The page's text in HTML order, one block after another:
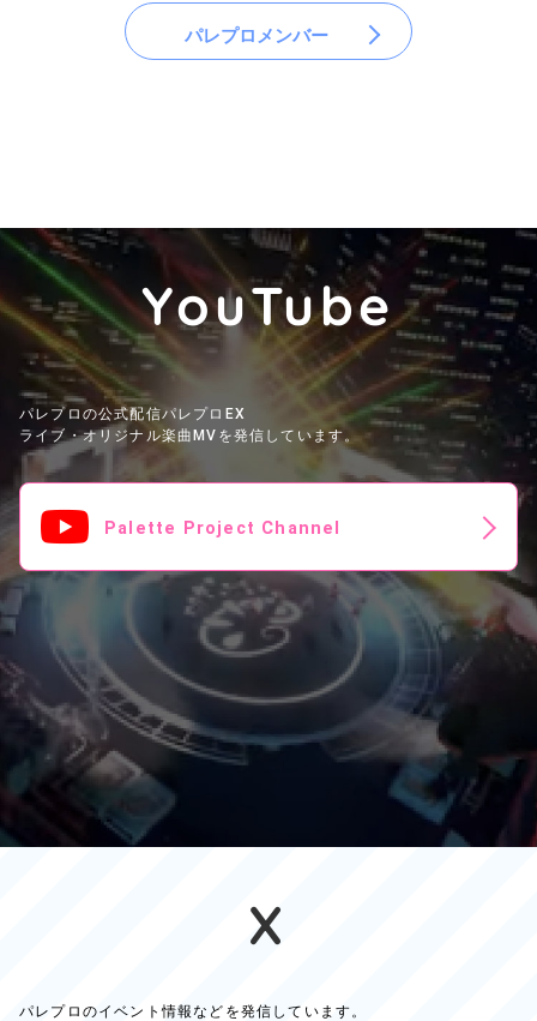
パレプロメンバー
YouTube
パレプロの公式配信パレプロEX
ライブ・オリジナル楽曲MVを発信しています。
Palette Project Channel
X
パレプロのイベント情報などを発信しています。